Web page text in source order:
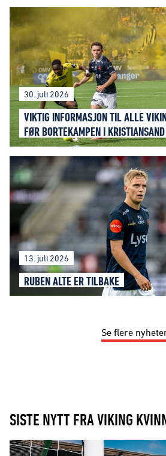
30. juli 2026
VIKTIG INFORMASJON TIL ALLE
FØR BORTEKAMPEN I KRISTIANSAND
13. juli 2026
RUBEN ALTE ER TILBAKE
Se flere
SISTE NYTT FRA VIKING